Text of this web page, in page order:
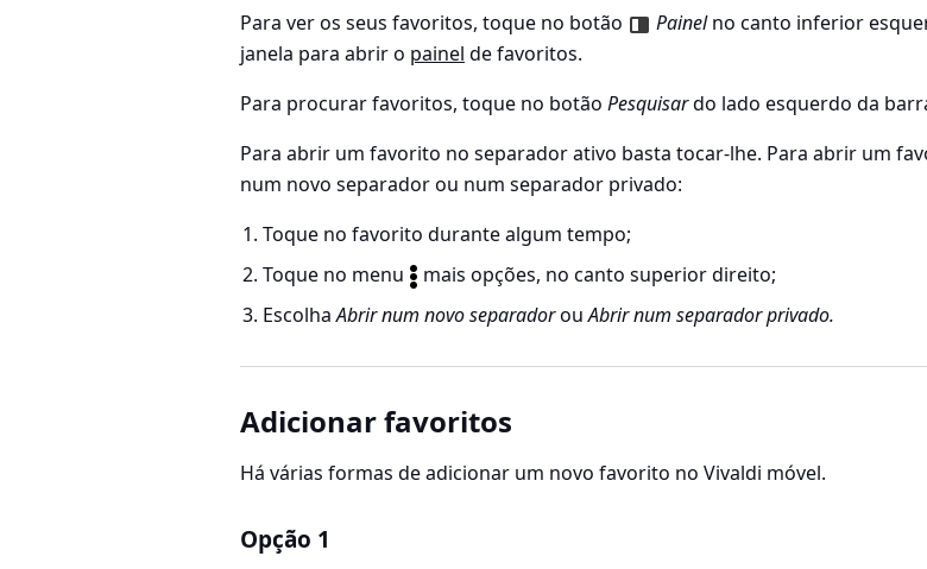
Para ver os seus favoritos, toque no botão Painelno canto inferior
janela para abrir o painel de favoritos.
Para procurar favoritos, toque no botão Pesquisardo lado esquerdo da
Para abrir um favorito no separador ativo basta tocar-lhe. Para abrir um
num novo separador ou num separador privado:
Toque no favorito durante algum tempo;
Toque no menu
mais opções, no canto superior direito;
EscolhaAbrir num novo separadorouAbrir num separador privado.
Adicionar favoritos
Há várias formas de adicionar um novo favorito no Vivaldi móvel.
Opção 1